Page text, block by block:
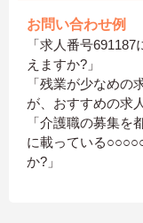
お問い合わせ例
「求人番号
えますか?」
「残業が少なめ
が、おすすめの求
「介護職の募集
に載っている
か?」